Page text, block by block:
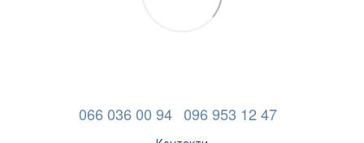
066 036 00 94 096 953 12 47